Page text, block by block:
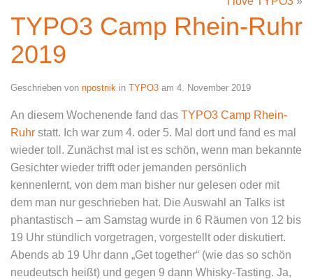
TYPO3 Camp Rhein-Ruhr
2019
Geschrieben von npostnik in TYPO3 am 4. November 2019
An diesem Wochenende fand das TYPO3 Camp Rhein-
Ruhr statt. Ich war zum 4. oder 5. Mal dort und fand es mal
wieder toll. Zunächst mal ist es schön, wenn man bekannte
Gesichter wieder trifft oder jemanden persönlich
kennenlernt, von dem man bisher nur gelesen oder mit
dem man nur geschrieben hat. Die Auswahl an Talks ist
phantastisch – am Samstag wurde in 6 Räumen von 12 bis
19 Uhr stündlich vorgetragen, vorgestellt oder diskutiert.
Abends ab 19 Uhr dann „Get together“ (wie das so schön
neudeutsch heißt) und gegen 9 dann Whisky-Tasting. Ja,